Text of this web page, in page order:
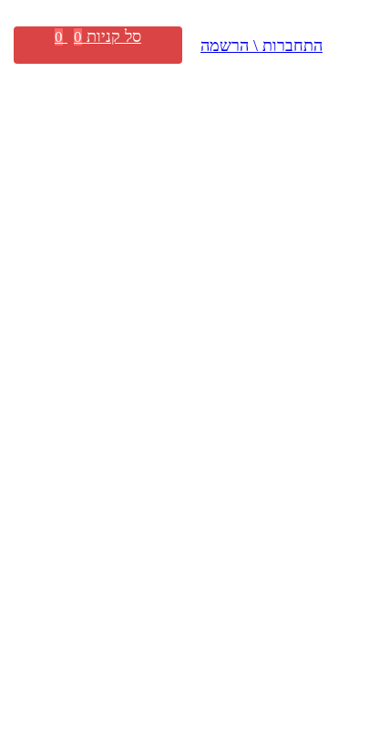
התחברות \ הרשמה סל קניות 0
0